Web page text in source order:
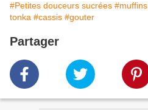
#Petites douceurs sucrées #muffins
tonka #cassis #gouter
Partager